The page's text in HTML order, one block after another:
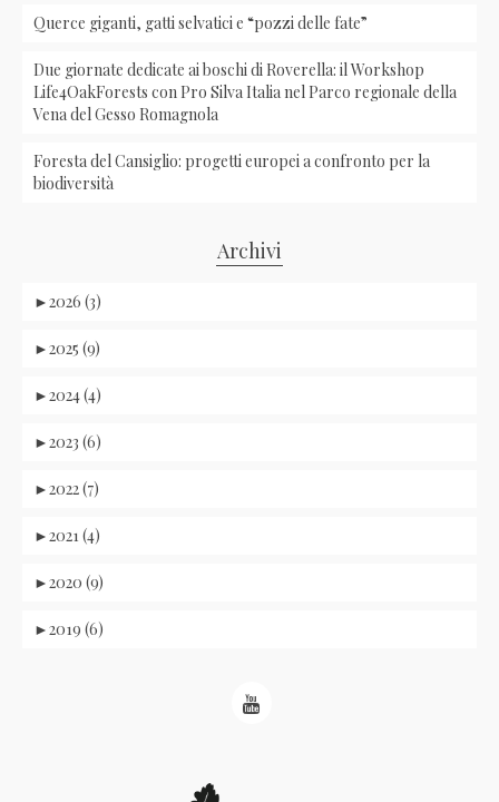
Querce giganti, gatti selvatici e “pozzi delle fate”
Due giornate dedicate ai boschi di Roverella: il Workshop
Life4OakForests con Pro Silva Italia nel Parco regionale della
Vena del Gesso Romagnola
Foresta del Cansiglio: progetti europei a confronto per la
biodiversità
Archivi
►2026 (3)
►2025 (9)
►2024 (4)
►2023 (6)
►2022 (7)
►2021 (4)
►2020 (9)
►2019 (6)